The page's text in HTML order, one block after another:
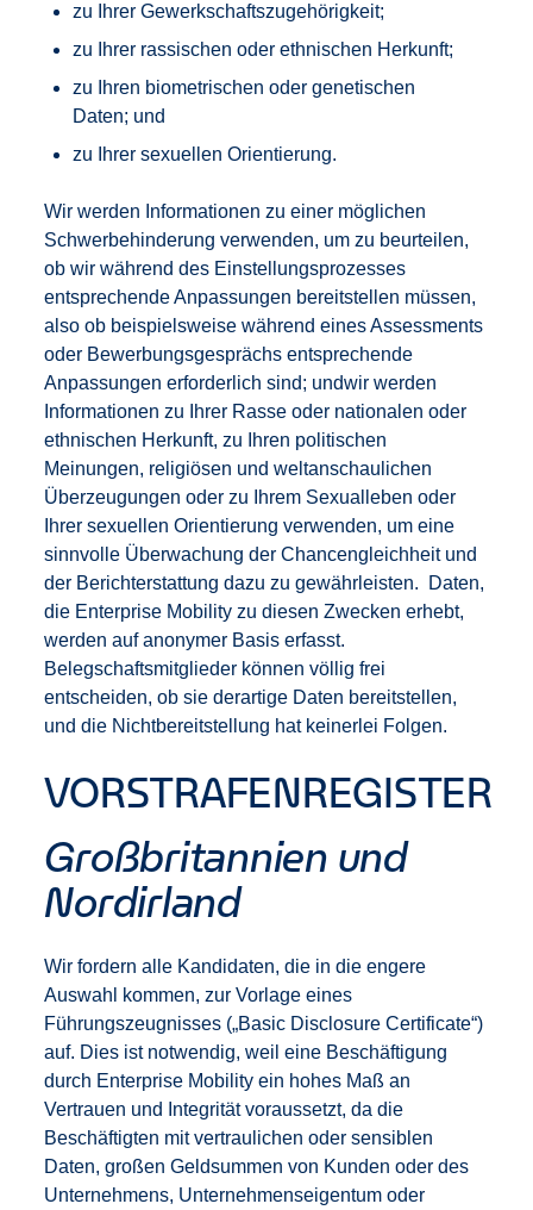
zu Ihrer Gewerkschaftszugehörigkeit;
zu Ihrer rassischen oder ethnischen Herkunft;
zu Ihren biometrischen oder genetischen
Daten; und
zu Ihrer sexuellen Orientierung.
Wir werden Informationen zu einer möglichen
Schwerbehinderung verwenden, um zu beurteilen,
ob wir während des Einstellungsprozesses
entsprechende Anpassungen bereitstellen müssen,
also ob beispielsweise während eines Assessments
oder Bewerbungsgesprächs entsprechende
Anpassungen erforderlich sind; undwir werden
Informationen zu Ihrer Rasse oder nationalen oder
ethnischen Herkunft, zu Ihren politischen
Meinungen, religiösen und weltanschaulichen
Überzeugungen oder zu Ihrem Sexualleben oder
Ihrer sexuellen Orientierung verwenden, um eine
sinnvolle Überwachung der Chancengleichheit und
der Berichterstattung dazu zu gewährleisten. Daten,
die Enterprise Mobility zu diesen Zwecken erhebt,
werden auf anonymer Basis erfasst.
Belegschaftsmitglieder können völlig frei
entscheiden, ob sie derartige Daten bereitstellen,
und die Nichtbereitstellung hat keinerlei Folgen.
VORSTRAFENREGISTER
Großbritannien und
Nordirland
Wir fordern alle Kandidaten, die in die engere
Auswahl kommen, zur Vorlage eines
Führungszeugnisses („Basic Disclosure Certificate“)
auf. Dies ist notwendig, weil eine Beschäftigung
durch Enterprise Mobility ein hohes Maß an
Vertrauen und Integrität voraussetzt, da die
Beschäftigten mit vertraulichen oder sensiblen
Daten, großen Geldsummen von Kunden oder des
Unternehmens, Unternehmenseigentum oder